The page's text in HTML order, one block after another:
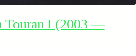
Touran I (2003 —